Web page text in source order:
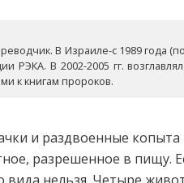
В Израиле-с 1989 года
РЭКА. В 2002-2005 гг.
к книгам пророков.
и раздвоенные копыта
разрешенное в пищу.